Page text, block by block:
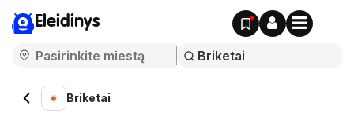
Eleidinys
Briketai